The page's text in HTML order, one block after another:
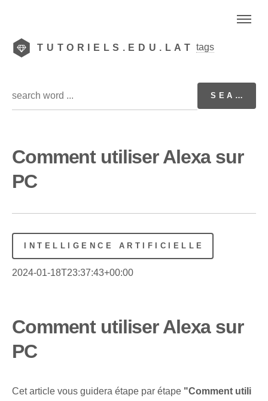
TUTORIELS.EDU.LAT tags
Comment utiliser Alexa sur
PC
INTELLIGENCE ARTIFICIELLE
2024-01-18T23:37:43+00:00
Comment utiliser Alexa sur
PC
Cet article vous guidera étape par étape "Comment utili